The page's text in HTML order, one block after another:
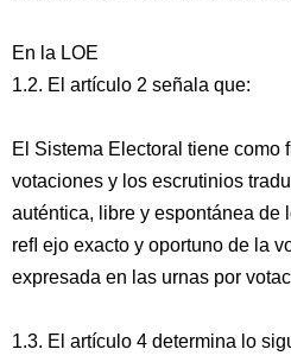
En la LOE
1.2. El artículo 2 señala que:
El Sistema Electoral tiene como
votaciones y los escrutinios
auténtica, libre y espontánea de
reﬂ ejo exacto y oportuno de la
expresada en las urnas por
1.3. El artículo 4 determina lo